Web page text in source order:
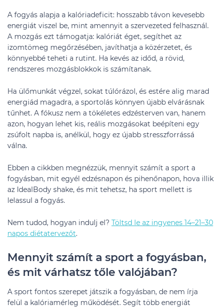
A fogyás alapja a kalóriadeficit: hosszabb távon kevesebb
energiát viszel be, mint amennyit a szervezeted felhasznál.
A mozgás ezt támogatja: kalóriát éget, segíthet az
izomtömeg megőrzésében, javíthatja a közérzetet, és
könnyebbé teheti a rutint. Ha kevés az időd, a rövid,
rendszeres mozgásblokkok is számítanak.
Ha ülőmunkát végzel, sokat túlórázol, és estére alig marad
energiád magadra, a sportolás könnyen újabb elvárásnak
tűnhet. A fókusz nem a tökéletes edzésterven van, hanem
azon, hogyan lehet kis, reális mozgásokat beépíteni egy
zsúfolt napba is, anélkül, hogy ez újabb stresszforrássá
válna.
Ebben a cikkben megnézzük, mennyit számít a sport a
fogyásban, mit egyél edzésnapon és pihenőnapon, hova illik
az IdealBody shake, és mit tehetsz, ha sport mellett is
lelassul a fogyás.
Nem tudod, hogyan indulj el? Töltsd le az ingyenes 14–21–30
napos diétatervezőt.
Mennyit számít a sport a fogyásban,
és mit várhatsz tőle valójában?
A sport fontos szerepet játszik a fogyásban, de nem írja
felül a kalóriamérleg működését. Segít több energiát